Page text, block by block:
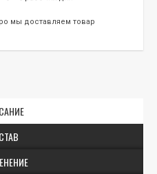
мы доставляем товар